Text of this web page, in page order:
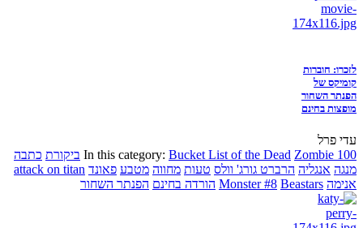
לזכרו: חוברות
קומיקס של
הפנתר השחור
מופצות בחינם
עדי פרל
In this category: Bucket List of the Dead Zombie 100 ביקורת כתבה
מנגה אנגליה הרברט גורג' וולס טעות מחווה מטבע פאונד attack on titan
אנימה
Monster #8 Beastars הורדה בחינם הפנתר השחור